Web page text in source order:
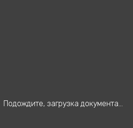
Подождите, загрузка документа...